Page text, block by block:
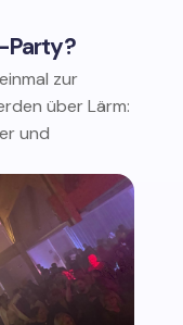
Party?
zur
über Lärm:
und